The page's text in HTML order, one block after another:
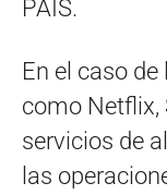
PAIS.
En el caso
como Netflix,
servicios de
las